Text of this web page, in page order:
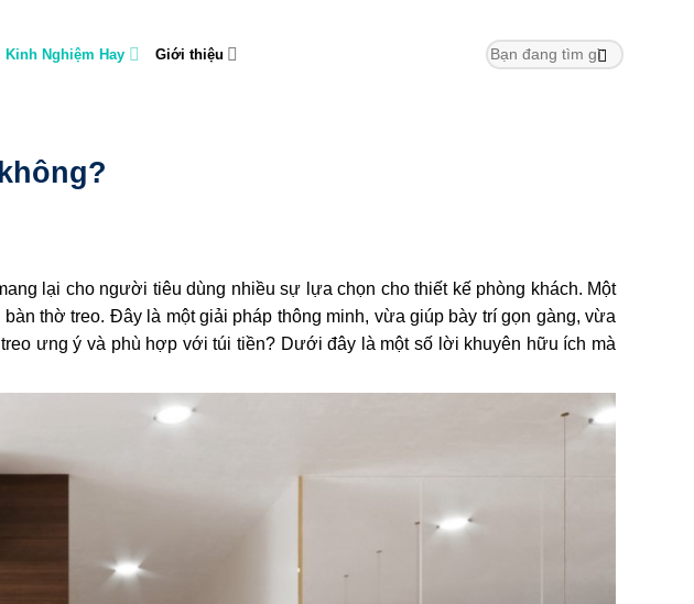
Kinh Nghiệm Hay Giới thiệu
lại cho người tiêu dùng nhiều sự lựa chọn cho thiết kế phòng khách. Một
thờ treo. Đây là một giải pháp thông minh, vừa giúp bày trí gọn gàng, vừa
ưng ý và phù hợp với túi tiền? Dưới đây là một số lời khuyên hữu ích mà